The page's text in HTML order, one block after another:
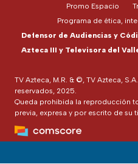
TV Azteca, M.R. & ©, TV Azteca,
reservados, 2025.
Queda prohibida la reproducción
previa, expresa y por escrito de su
Promo Espacio
Programa de ética,
Defensor de Audiencias y
Azteca III y Televisora del